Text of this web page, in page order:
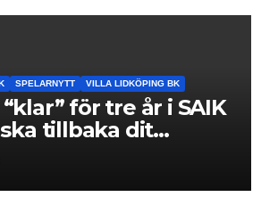
SPELARNYTT VILLA LIDKÖPING BK
för tre år i SAIK
ska tillbaka dit
hör hemma”